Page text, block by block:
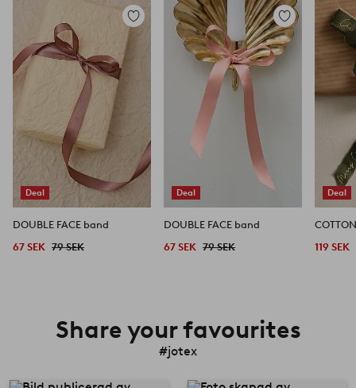
Deal
Lägg
till
favoriter
DOUBLE FACE band
67 SEK 79 SEK
Deal
Lägg
till
i
favoriter
DOUBLE FACE band
67 SEK 79 SEK
Deal
119 SEK
Share your favourites
#jotex